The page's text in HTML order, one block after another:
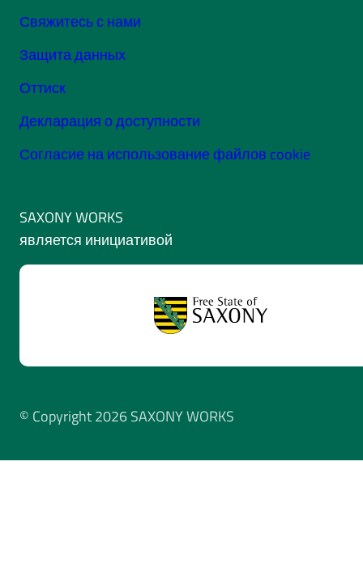
Свяжитесь с нами
Защита данных
Оттиск
Декларация о доступности
Согласие на использование файлов cookie
SAXONY WORKS
является инициативой
© Copyright 2026 SAXONY WORKS